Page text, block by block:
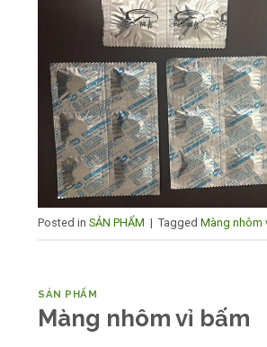
Posted in SẢN PHẨM | Tagged Màng nhôm
SẢN PHẨM
Màng nhôm vỉ bấm